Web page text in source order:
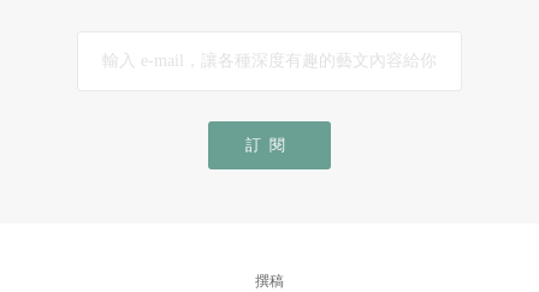
訂閱
撰稿